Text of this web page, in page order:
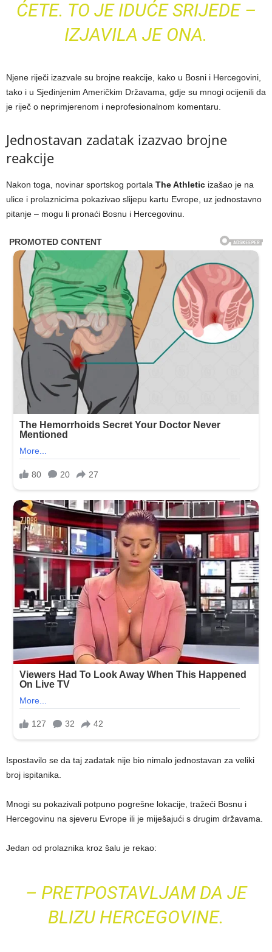
ĆETE. TO JE IDUĆE SRIJEDE –
IZJAVILA JE ONA.
Njene riječi izazvale su brojne reakcije, kako u Bosni i Hercegovini,
tako i u Sjedinjenim Američkim Državama, gdje su mnogi ocijenili da
je riječ o neprimjerenom i neprofesionalnom komentaru.
Jednostavan zadatak izazvao brojne
reakcije
Nakon toga, novinar sportskog portala The Athletic izašao je na
ulice i prolaznicima pokazivao slijepu kartu Evrope, uz jednostavno
pitanje – mogu li pronaći Bosnu i Hercegovinu.
Ispostavilo se da taj zadatak nije bio nimalo jednostavan za veliki
broj ispitanika.
Mnogi su pokazivali potpuno pogrešne lokacije, tražeći Bosnu i
Hercegovinu na sjeveru Evrope ili je miješajući s drugim državama.
Jedan od prolaznika kroz šalu je rekao:
– PRETPOSTAVLJAM DA JE
BLIZU HERCEGOVINE.